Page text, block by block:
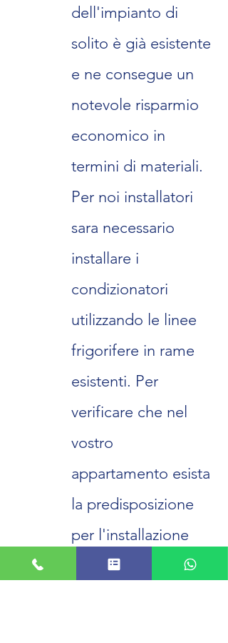
dell'impianto di
solito è già esistente
e ne consegue un
notevole risparmio
economico in
termini di materiali.
Per noi installatori
sara necessario
installare i
condizionatori
utilizzando le linee
frigorifere in rame
esistenti. Per
verificare che nel
vostro
appartamento esista
la predisposizione
per l'installazione
del climatizzatore